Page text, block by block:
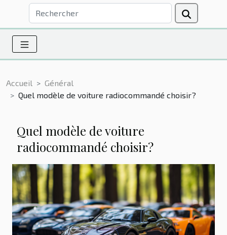
Accueil
Général
Quel modèle de voiture radiocommandé choisir?
Quel modèle de voiture
radiocommandé choisir?